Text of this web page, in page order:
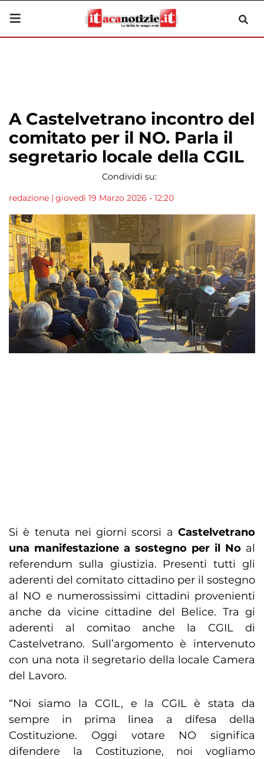
A Castelvetrano incontro del
comitato per il NO. Parla il
segretario locale della CGIL
Condividi su:
redazione | giovedì 19 Marzo 2026 - 12:20
Si è tenuta nei giorni scorsi a Castelvetrano
una manifestazione a sostegno per il No al
referendum sulla giustizia. Presenti tutti gli
aderenti del comitato cittadino per il sostegno
al NO e numerossissimi cittadini provenienti
anche da vicine cittadine del Belice. Tra gi
aderenti al comitao anche la CGIL di
Castelvetrano. Sull’argomento è intervenuto
con una nota il segretario della locale Camera
del Lavoro.
“Noi siamo la CGIL, e la CGIL è stata da
sempre in prima linea a difesa della
Costituzione. Oggi votare NO significa
difendere la Costituzione, noi vogliamo